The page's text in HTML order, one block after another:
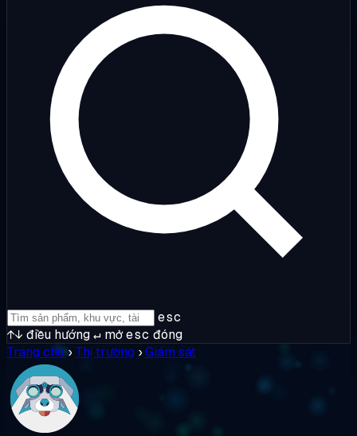
esc
↑↓ điều hướng↵ mởesc đóng
Trang chủ › Thị trường ›Giám sát